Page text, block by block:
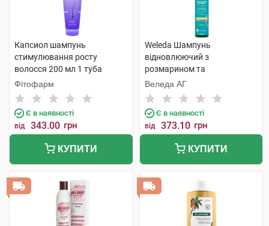
Капсиол шампунь
стимулювання росту
волосся 200 мл 1 туба
Фітофарм
Є в наявності
від 343.00 грн
КУПИТИ
Weleda Шампунь
відновлюючий з
розмарином та
гіалуроновою кислотою 250
мл 1 флакон
Веледа АГ
Є в наявності
від 373.10 грн
КУПИТИ